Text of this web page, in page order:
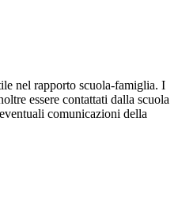
nel rapporto scuola-famiglia. I
essere contattati dalla scuola
comunicazioni della